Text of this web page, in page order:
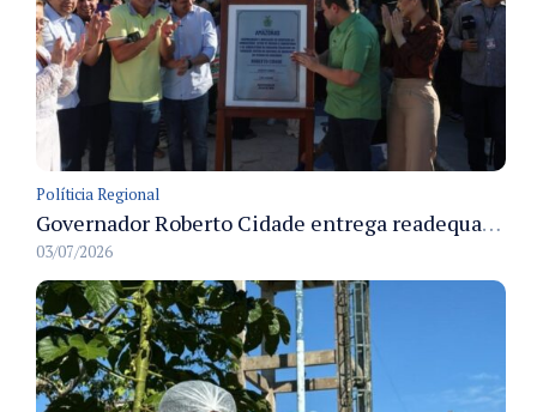
Políticia Regional
Governador Roberto Cidade entrega readequação do ambulatório da FCecon e amplia capacidade de atendimento oncológico em Manaus
03/07/2026